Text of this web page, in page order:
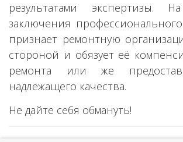
результатами экспертизы.
заключения профессионального
признает ремонтную
стороной и обязует её
ремонта или же
надлежащего качества.
Не дайте себя обмануть!